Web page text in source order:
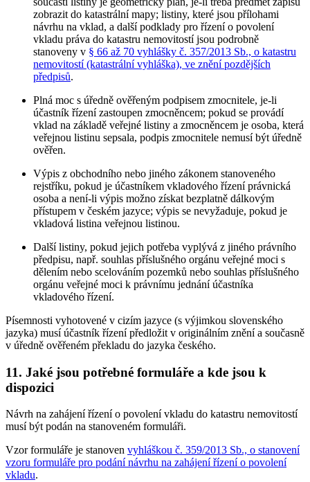
zobrazit do katastrální mapy; listiny, které jsou přílohami
návrhu na vklad, a další podklady pro řízení o povolení
vkladu práva do katastru nemovitostí jsou podrobně
stanoveny v § 66 až 70 vyhlášky č. 357/2013 Sb., o katastru
nemovitostí (katastrální vyhláška), ve znění pozdějších
předpisů.
Plná moc s úředně ověřeným podpisem zmocnitele, je-li
účastník řízení zastoupen zmocněncem; pokud se provádí
vklad na základě veřejné listiny a zmocněncem je osoba, která
veřejnou listinu sepsala, podpis zmocnitele nemusí být úředně
ověřen.
Výpis z obchodního nebo jiného zákonem stanoveného
rejstříku, pokud je účastníkem vkladového řízení právnická
osoba a není-li výpis možno získat bezplatně dálkovým
přístupem v českém jazyce; výpis se nevyžaduje, pokud je
vkladová listina veřejnou listinou.
Další listiny, pokud jejich potřeba vyplývá z jiného právního
předpisu, např. souhlas příslušného orgánu veřejné moci s
dělením nebo scelováním pozemků nebo souhlas příslušného
orgánu veřejné moci k právnímu jednání účastníka
vkladového řízení.
Písemnosti vyhotovené v cizím jazyce (s výjimkou slovenského
jazyka) musí účastník řízení předložit v originálním znění a současně
v úředně ověřeném překladu do jazyka českého.
11. Jaké jsou potřebné formuláře a kde jsou k
dispozici
Návrh na zahájení řízení o povolení vkladu do katastru nemovitostí
musí být podán na stanoveném formuláři.
Vzor formuláře je stanoven vyhláškou č. 359/2013 Sb., o stanovení
vzoru formuláře pro podání návrhu na zahájení řízení o povolení
vkladu.